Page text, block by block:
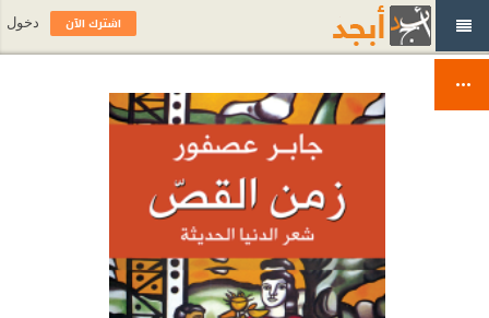
اشترك الآن دخول